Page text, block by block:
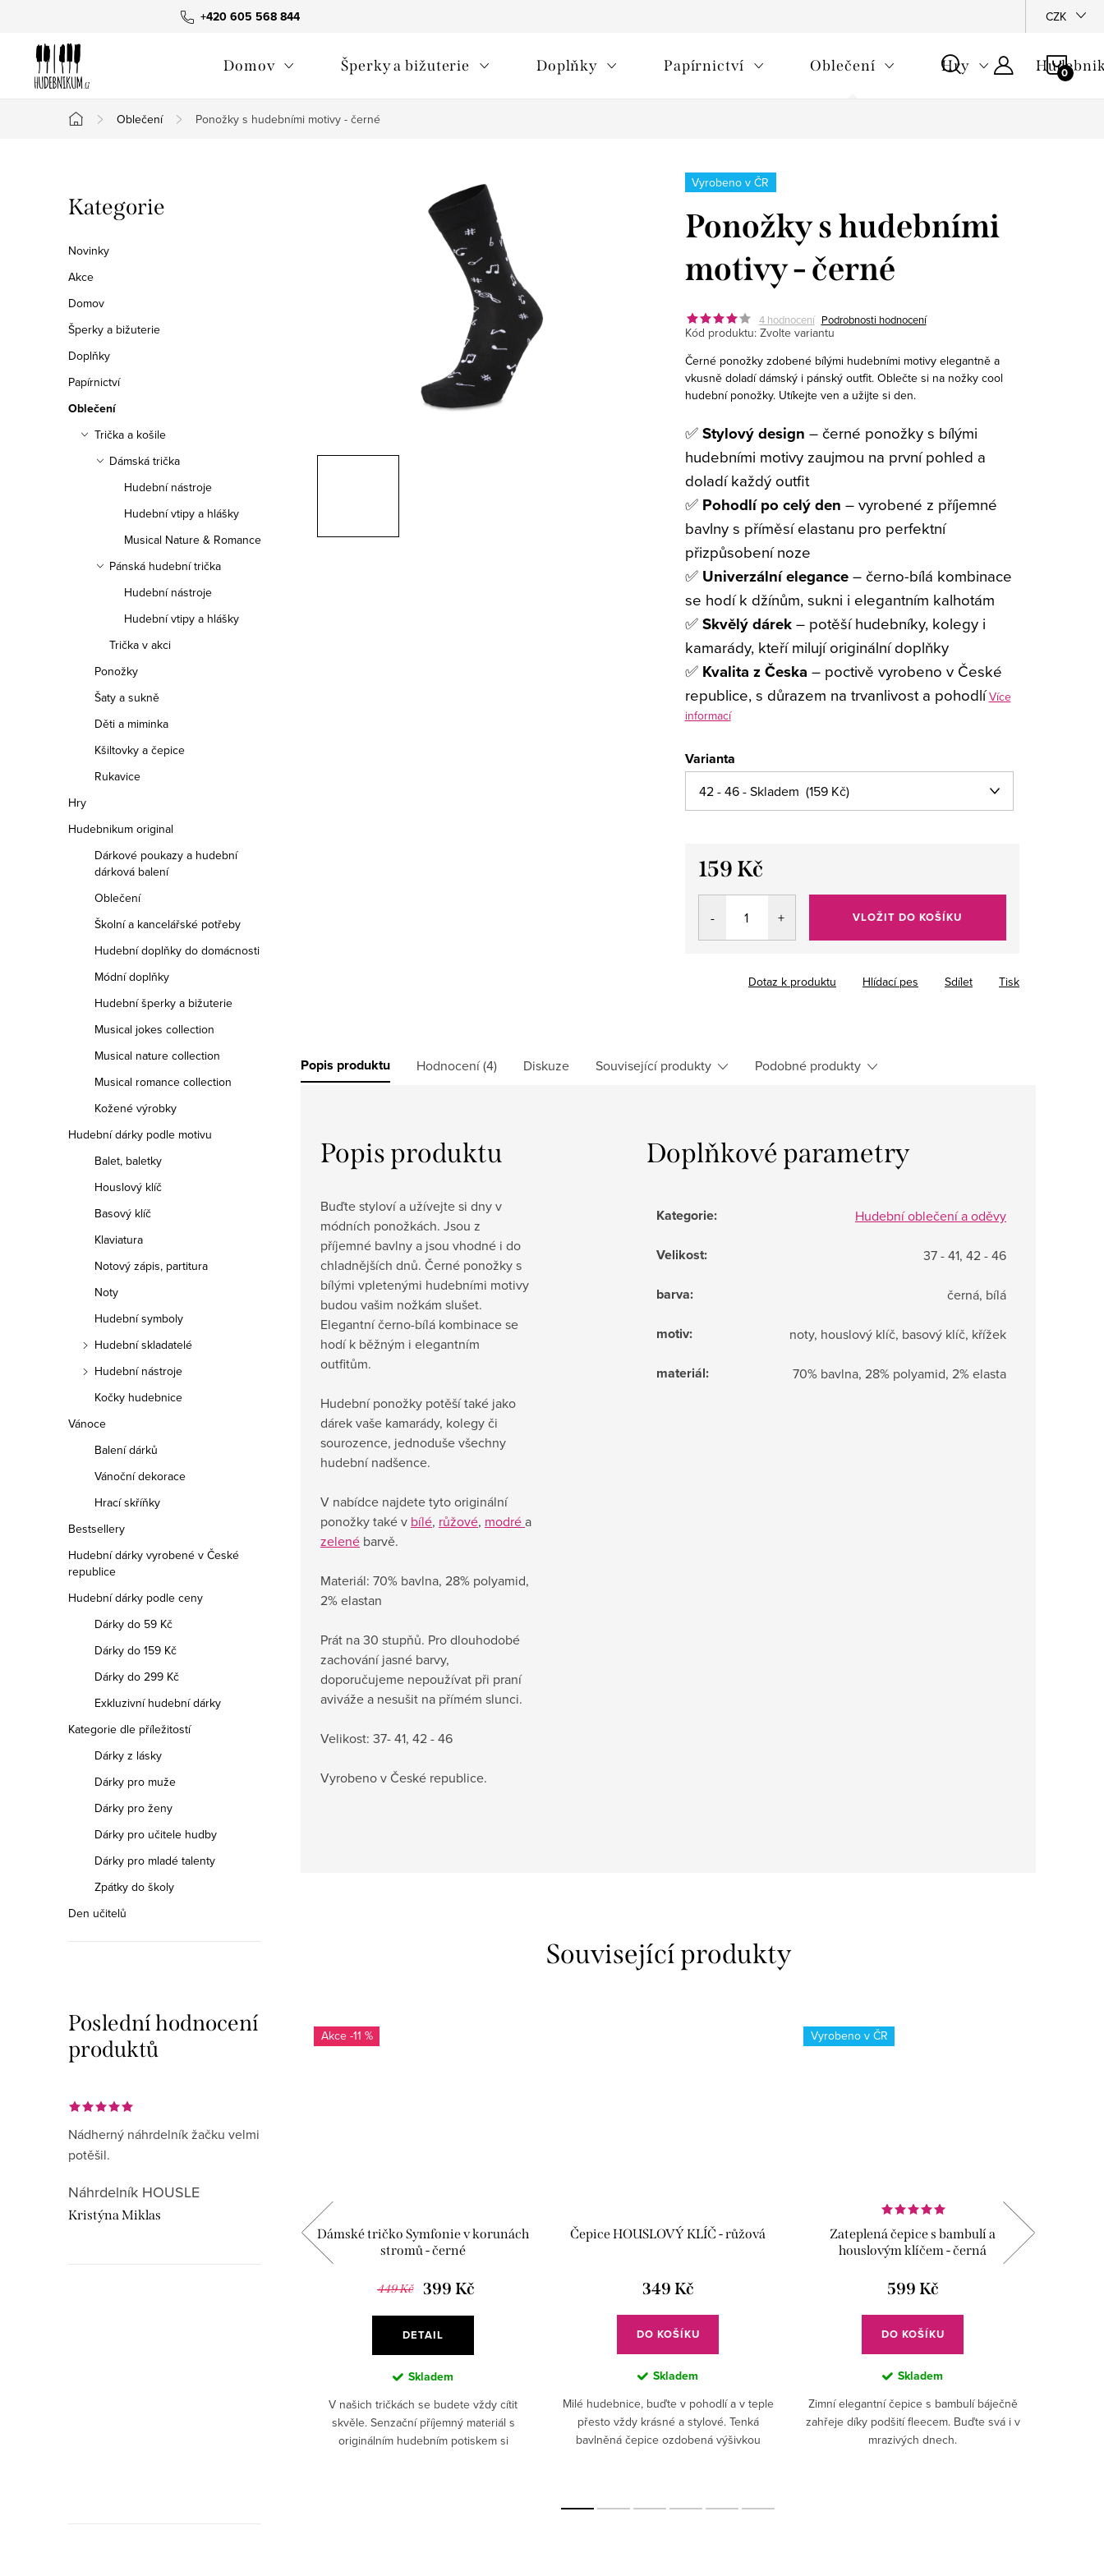
+420 605 568 844 CZK
Domov Šperky a bižuterie Doplňky Papírnictví Oblečení Hry
Domů
Oblečení Ponožky s hudebními motivy - černé
o
s
t
r
a
n
n
Přeskočit
kategorie
Kategorie
Novinky
Akce
Domov
Šperky a bižuterie
Doplňky
Papírnictví
Oblečení
Trička a košile
Dámská trička
Hudební nástroje
Hudební vtipy a hlášky
Musical Nature & Romance
Pánská hudební trička
Hudební nástroje
Hudební vtipy a hlášky
Trička v akci
Ponožky
Šaty a sukně
Děti a miminka
Kšiltovky a čepice
Rukavice
Hry
Hudebnikum original
Dárkové poukazy a hudební
dárková balení
Oblečení
Školní a kancelářské potřeby
Hudební doplňky do domácnosti
Módní doplňky
Hudební šperky a bižuterie
Musical jokes collection
Musical nature collection
Musical romance collection
Kožené výrobky
Hudební dárky podle motivu
Balet, baletky
Houslový klíč
Basový klíč
Klaviatura
Notový zápis, partitura
Noty
Hudební symboly
Hudební skladatelé
Hudební nástroje
Kočky hudebnice
Vánoce
Balení dárků
Vánoční dekorace
Hrací skříňky
Bestsellery
Hudební dárky vyrobené v České
republice
Hudební dárky podle ceny
Dárky do 59 Kč
Dárky do 159 Kč
Dárky do 299 Kč
Exkluzivní hudební dárky
Kategorie dle příležitostí
Dárky z lásky
Dárky pro muže
Dárky pro ženy
Dárky pro učitele hudby
Dárky pro mladé talenty
Zpátky do školy
Den učitelů
Poslední hodnocení
produktů
Nádherný náhrdelník žačku velmi
potěšil.
Náhrdelník HOUSLE
Kristýna Miklas
Vyrobeno v ČR
Ponožky s hudebními
motivy - černé
4 hodnocení Podrobnosti hodnocení
Kód produktu: Zvolte variantu
Černé ponožky zdobené bílými hudebními motivy elegantně a
vkusně doladí dámský i pánský outfit. Oblečte si na nožky cool
hudební ponožky. Utíkejte ven a užijte si den.
✅Stylový design – černé ponožky s bílými
hudebními motivy zaujmou na první pohled a
doladí každý outfit
✅ Pohodlí po celý den – vyrobené z příjemné
bavlny s příměsí elastanu pro perfektní
přizpůsobení noze
✅ Univerzální elegance– černo-bílá kombinace
se hodí k džínům, sukni i elegantním kalhotám
✅Skvělý dárek– potěší hudebníky, kolegy i
kamarády, kteří milují originální doplňky
✅ Kvalita z Česka – poctivě vyrobeno v České
republice, s důrazem na trvanlivost a pohodlí Více
informací
Varianta
159 Kč
Měrná
VLOŽIT DO KOŠÍKU
Tisk
Dotaz k produktu Hlídací pes Sdílet
Popis produktu Hodnocení (4) Diskuze Související produkty Podobné produkty
Popis produktu
Buďte styloví a užívejte si dny v
módních ponožkách. Jsou z
příjemné bavlny a jsou vhodné i do
chladnějších dnů. Černé ponožky s
bílými vpletenými hudebními motivy
budou vašim nožkám slušet.
Elegantní černo-bílá kombinace se
hodí k běžným i elegantním
outfitům.
Hudební ponožky potěší také jako
dárek vaše kamarády, kolegy či
sourozence, jednoduše všechny
hudební nadšence.
V nabídce najdete tyto originální
ponožky také v bílé, růžové, modréa
zelené barvě.
Materiál: 70% bavlna, 28% polyamid,
2% elastan
Prát na 30 stupňů. Pro dlouhodobé
zachování jasné barvy,
doporučujeme nepoužívat při praní
aviváže a nesušit na přímém slunci.
Velikost: 37- 41, 42 - 46
Vyrobeno v České republice.
Doplňkové parametry
Kategorie: Hudební oblečení a oděvy
Velikost: 37 - 41, 42 - 46
barva: černá, bílá
motiv: noty, houslový klíč, basový klíč, křížek
materiál: 70% bavlna, 28% polyamid, 2% elasta
Související produkty
-11 %
Dámské tričko Symfonie v korunách
stromů - černé
449 Kč 399 Kč
DETAIL
Skladem
V našich tričkách se budete vždy cítit
skvěle. Senzační příjemný materiál s
originálním hudebním potiskem si
Čepice HOUSLOVÝ KLÍČ - růžová
349 Kč
DO KOŠÍKU
Skladem
Milé hudebnice, buďte v pohodlí a v teple
přesto vždy krásné a stylové. Tenká
bavlněná čepice ozdobená výšivkou
Vyrobeno v ČR
Zateplená čepice s bambulí a
houslovým klíčem - černá
599 Kč
DO KOŠÍKU
Skladem
Zimní elegantní čepice s bambulí báječně
zahřeje díky podšití fleecem. Buďte svá i v
mrazivých dnech.